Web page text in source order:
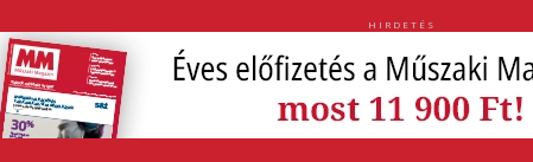
HIRDETÉS